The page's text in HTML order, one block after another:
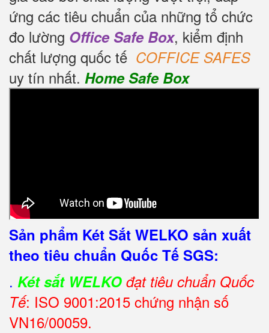
ứng các tiêu chuẩn của những tổ chức
đo lường Office Safe Box, kiểm định
chất lượng quốc tế COFFICE SAFES
uy tín nhất. Home Safe Box
Sản phẩm Két Sắt WELKO sản xuất
theo tiêu chuẩn Quốc Tế SGS:
. Két sắt WELKO đạt tiêu chuẩn Quốc
Tế: ISO 9001:2015 chứng nhận số
VN16/00059.